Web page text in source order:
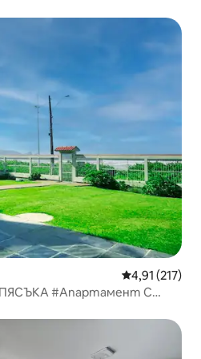
Средна
4,91 (217)
ПЯСЪКА #Апартамент С
гостите